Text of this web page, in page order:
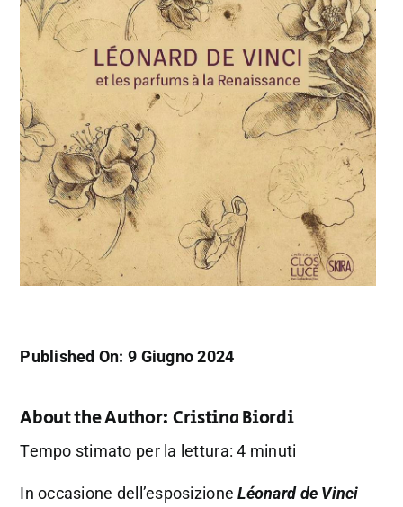
Published On: 9 Giugno 2024
About the Author: Cristina Biordi
Tempo stimato per la lettura: 4 minuti
In occasione dell’esposizioneLéonard de Vinci